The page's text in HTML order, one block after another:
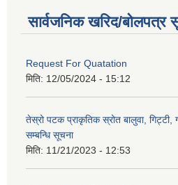
सार्वजनिक खरिद/बोलपत्र
Request For Quatation
मिति: 12/05/2024 - 15:12
तेस्रो पटक प्राकृतिक स्रोत बालुवा,
सम्बन्धि सूचना
मिति: 11/21/2023 - 12:53